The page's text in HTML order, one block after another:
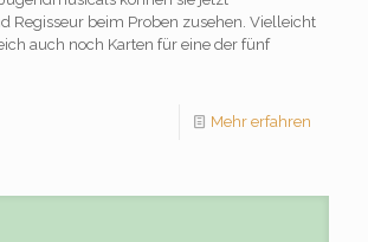
Regisseur beim Proben zusehen. Vielleicht
auch noch Karten für eine der fünf
Mehr erfahren